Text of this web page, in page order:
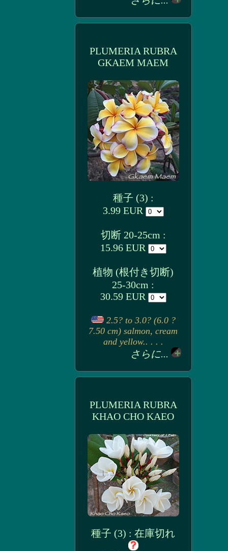
PLUMERIA RUBRA
GKAEM MAEM
種子 (3) :
3.99 EUR
切断 20-25cm :
15.96 EUR
植物 (根付き切断)
25-30cm :
30.59 EUR
2.5? to 3.0? (6.0 ?
7.50 cm) salmon, cream
and yellow.. . . .
さらに...
PLUMERIA RUBRA
KHAO CHO KAEO
種子 (3) : 在庫切れ